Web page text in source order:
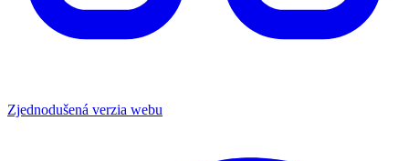
Zjednodušená verzia webu